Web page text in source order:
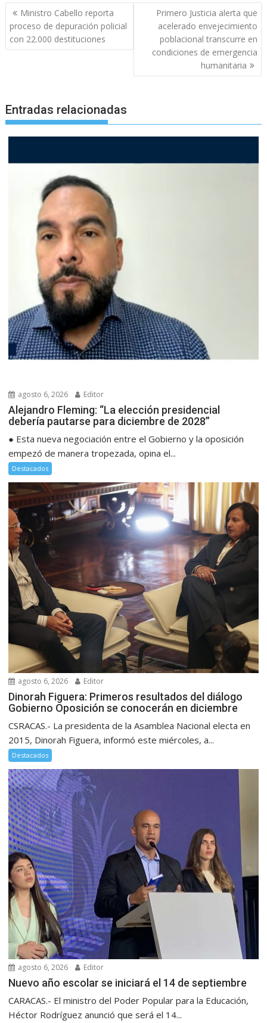
Navegación
de
entradas
Ministro Cabello reporta
proceso de depuración policial
con 22.000 destituciones
Primero Justicia alerta que
acelerado envejecimiento
poblacional transcurre en
condiciones de emergencia
humanitaria
Entradas relacionadas
agosto 6, 2026 Editor
Alejandro Fleming: “La elección presidencial
debería pautarse para diciembre de 2028”
● Esta nueva negociación entre el Gobierno y la oposición
empezó de manera tropezada, opina el...
Destacados
agosto 6, 2026 Editor
Dinorah Figuera: Primeros resultados del diálogo
Gobierno Oposición se conocerán en diciembre
CSRACAS.- La presidenta de la Asamblea Nacional electa en
2015, Dinorah Figuera, informó este miércoles, a...
Destacados
agosto 6, 2026 Editor
Nuevo año escolar se iniciará el 14 de septiembre
CARACAS.- El ministro del Poder Popular para la Educación,
Héctor Rodríguez anunció que será el 14...